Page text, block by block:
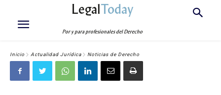
LegalToday
Por y para profesionales del Derecho
Inicio Actualidad Jurídica Noticias de Derecho